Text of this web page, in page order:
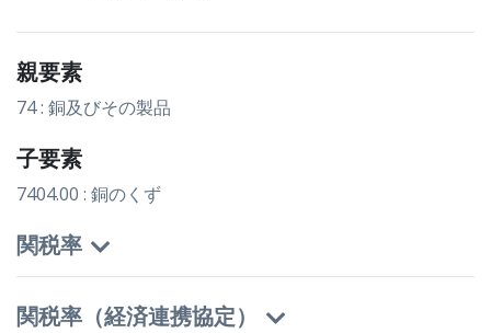
親要素
74 : 銅及びその製品
子要素
7404.00 : 銅のくず
関税率
関税率（経済連携協定）